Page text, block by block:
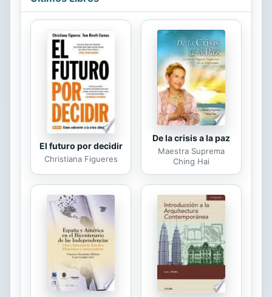
siglo XVIII hasta el pasado más
reciente.
El futuro por decidir
Christiana Figueres
De la crisis a la paz
Maestra Suprema
Ching Hai